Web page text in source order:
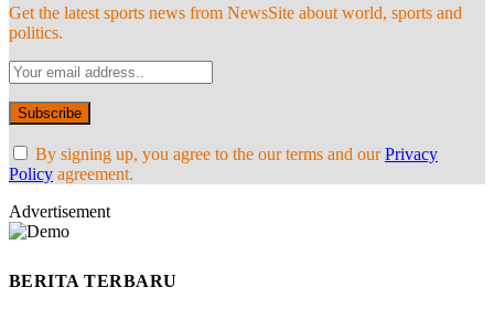
Get the latest sports news from NewsSite about world, sports and
politics.
By signing up, you agree to the our terms and ourPrivacy
Policy agreement.
Advertisement
BERITA TERBARU